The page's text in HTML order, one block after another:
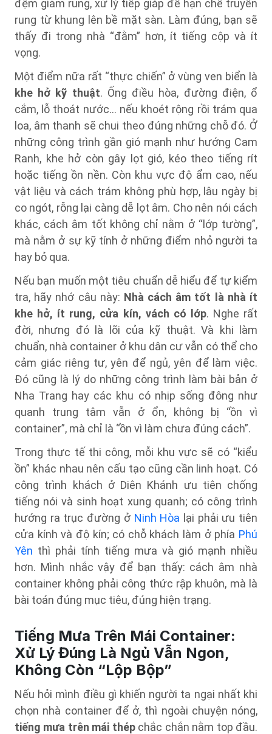
đệm giảm rung, xử lý tiếp giáp để hạn chế truyền
rung từ khung lên bề mặt sàn. Làm đúng, bạn sẽ
thấy đi trong nhà “đằm” hơn, ít tiếng cộp và ít
vọng.
Một điểm nữa rất “thực chiến” ở vùng ven biển là
khe hở kỹ thuật. Ống điều hòa, đường điện, ổ
cắm, lỗ thoát nước… nếu khoét rộng rồi trám qua
loa, âm thanh sẽ chui theo đúng những chỗ đó. Ở
những công trình gần gió mạnh như hướng Cam
Ranh, khe hở còn gây lọt gió, kéo theo tiếng rít
hoặc tiếng ồn nền. Còn khu vực độ ẩm cao, nếu
vật liệu và cách trám không phù hợp, lâu ngày bị
co ngót, rỗng lại càng dễ lọt âm. Cho nên nói cách
khác, cách âm tốt không chỉ nằm ở “lớp tường”,
mà nằm ở sự kỹ tính ở những điểm nhỏ người ta
hay bỏ qua.
Nếu bạn muốn một tiêu chuẩn dễ hiểu để tự kiểm
tra, hãy nhớ câu này: Nhà cách âm tốt là nhà ít
khe hở, ít rung, cửa kín, vách có lớp. Nghe rất
đời, nhưng đó là lõi của kỹ thuật. Và khi làm
chuẩn, nhà container ở khu dân cư vẫn có thể cho
cảm giác riêng tư, yên để ngủ, yên để làm việc.
Đó cũng là lý do những công trình làm bài bản ở
Nha Trang hay các khu có nhịp sống đông như
quanh trung tâm vẫn ở ổn, không bị “ồn vì
container”, mà chỉ là “ồn vì làm chưa đúng cách”.
Trong thực tế thi công, mỗi khu vực sẽ có “kiểu
ồn” khác nhau nên cấu tạo cũng cần linh hoạt. Có
công trình khách ở Diên Khánh ưu tiên chống
tiếng nói và sinh hoạt xung quanh; có công trình
hướng ra trục đường ở Ninh Hòa lại phải ưu tiên
cửa kính và độ kín; có chỗ khách làm ở phía Phú
Yên thì phải tính tiếng mưa và gió mạnh nhiều
hơn. Mình nhắc vậy để bạn thấy: cách âm nhà
container không phải công thức rập khuôn, mà là
bài toán đúng mục tiêu, đúng hiện trạng.
Tiếng Mưa Trên Mái Container:
Xử Lý Đúng Là Ngủ Vẫn Ngon,
Không Còn “Lộp Bộp”
Nếu hỏi mình điều gì khiến người ta ngại nhất khi
chọn nhà container để ở, thì ngoài chuyện nóng,
tiếng mưa trên mái thépchắc chắn nằm top đầu.